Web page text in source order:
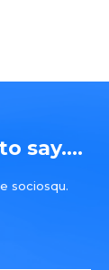
say....
sociosqu.